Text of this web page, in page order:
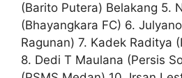
(Barito Putera) Belakang 5.
(Bhayangkara FC) 6.
Ragunan) 7. Kadek Raditya
8. Dedi T Maulana (Persis